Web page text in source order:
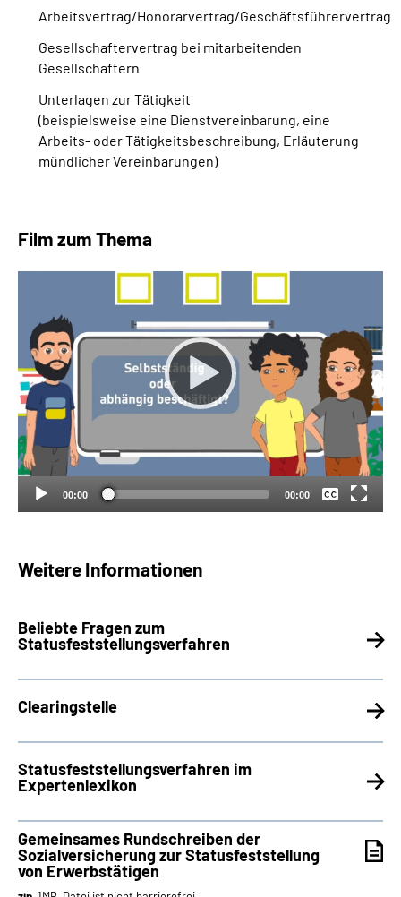
Arbeitsvertrag/Honorarvertrag/Geschäftsführervertrag
Gesellschaftervertrag bei mitarbeitenden
Gesellschaftern
Unterlagen zur Tätigkeit
(beispielsweise eine Dienstvereinbarung, eine
Arbeits- oder Tätigkeitsbeschreibung, Erläuterung
mündlicher Vereinbarungen)
Film zum Thema
00:00 00:00
Keine
Deutsch
Weitere Informationen
Beliebte Fragen zum
Statusfeststellungsverfahren
Clearingstelle
Statusfeststellungsverfahren im
Expertenlexikon
Gemeinsames Rundschreiben der
Sozialversicherung zur Statusfeststellung
von Erwerbstätigen